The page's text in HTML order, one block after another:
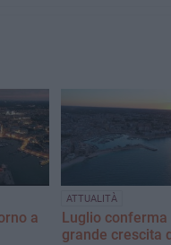
a
ATTUALITÀ
Luglio conferma
grande crescita